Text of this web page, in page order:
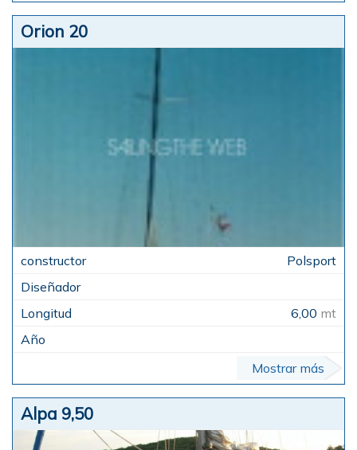
Orion 20
Polsport
6,00 mt
Mostrar más
Alpa 9,50